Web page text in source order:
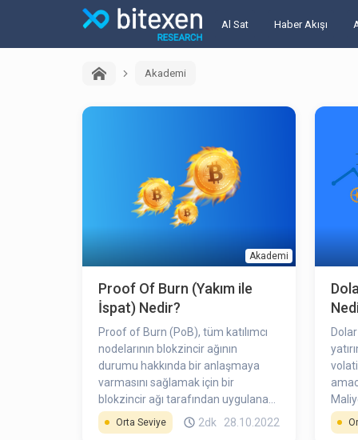
Al Sat Haber Akışı
Akademi
Akademi
Proof Of Burn (Yakım ile
İspat) Nedir?
Proof of Burn (PoB), tüm katılımcı
nodelarının blokzincir ağının
durumu hakkında bir anlaşmaya
varmasını sağlamak için bir
blokzincir ağı tarafından uygulanan
çeşitli fikir birliği algoritmalarından
biridir. PoB, herhangi bir kripto para
Orta Seviye 2dk 28.10.2022